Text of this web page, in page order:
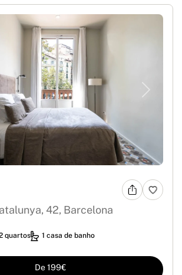
Next
42, Barcelona
quartos 1 casa de banho
De 199€